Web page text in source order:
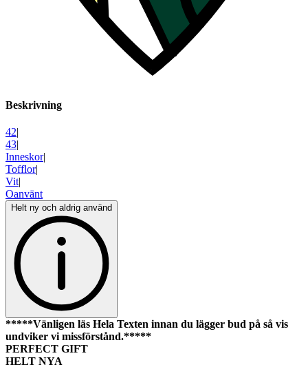
Beskrivning
42|
43|
Inneskor|
Tofflor|
Vit|
Oanvänt
Helt ny och aldrig använd
*****Vänligen läs Hela Texten innan du lägger bud på så vis
undviker vi missförstånd.*****
PERFECT GIFT
HELT NYA